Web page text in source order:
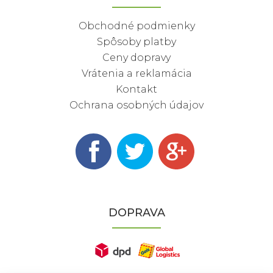
Obchodné podmienky
Spôsoby platby
Ceny dopravy
Vrátenia a reklamácia
Kontakt
Ochrana osobných údajov
DOPRAVA